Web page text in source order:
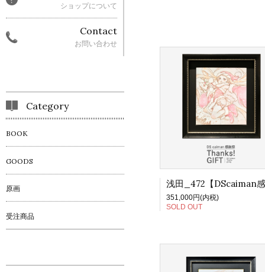
351,000円(内税)
SOLD OUT
ショップについて
Contact
お問い合わせ
Category
BOOK
GOODS
原画
受注商品